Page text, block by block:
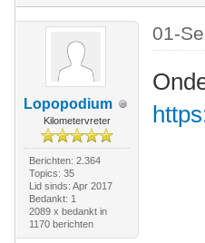
Lopopodium
Kilometervreter
Berichten: 2.364
Topics: 35
Lid sinds: Apr 2017
Bedankt: 1
2089 x bedankt in
1170 berichten
01-